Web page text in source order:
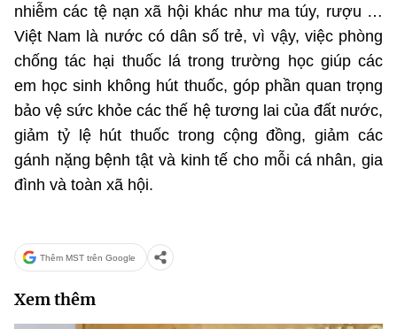
nhiễm các tệ nạn xã hội khác như ma túy, rượu …
Việt Nam là nước có dân số trẻ, vì vậy, việc phòng
chống tác hại thuốc lá trong trường học giúp các
em học sinh không hút thuốc, góp phần quan trọng
bảo vệ sức khỏe các thế hệ tương lai của đất nước,
giảm tỷ lệ hút thuốc trong cộng đồng, giảm các
gánh nặng bệnh tật và kinh tế cho mỗi cá nhân, gia
đình và toàn xã hội.
Thêm MST trên Google
Xem thêm